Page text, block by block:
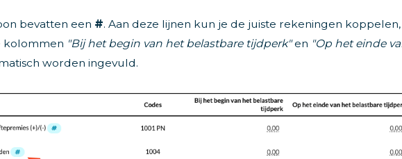
bevatten een #. Aan deze lijnen kun je de juiste rekeningen koppelen,
kolommen "Bij het begin van het belastbare tijdperk"en "Op het einde
worden ingevuld.